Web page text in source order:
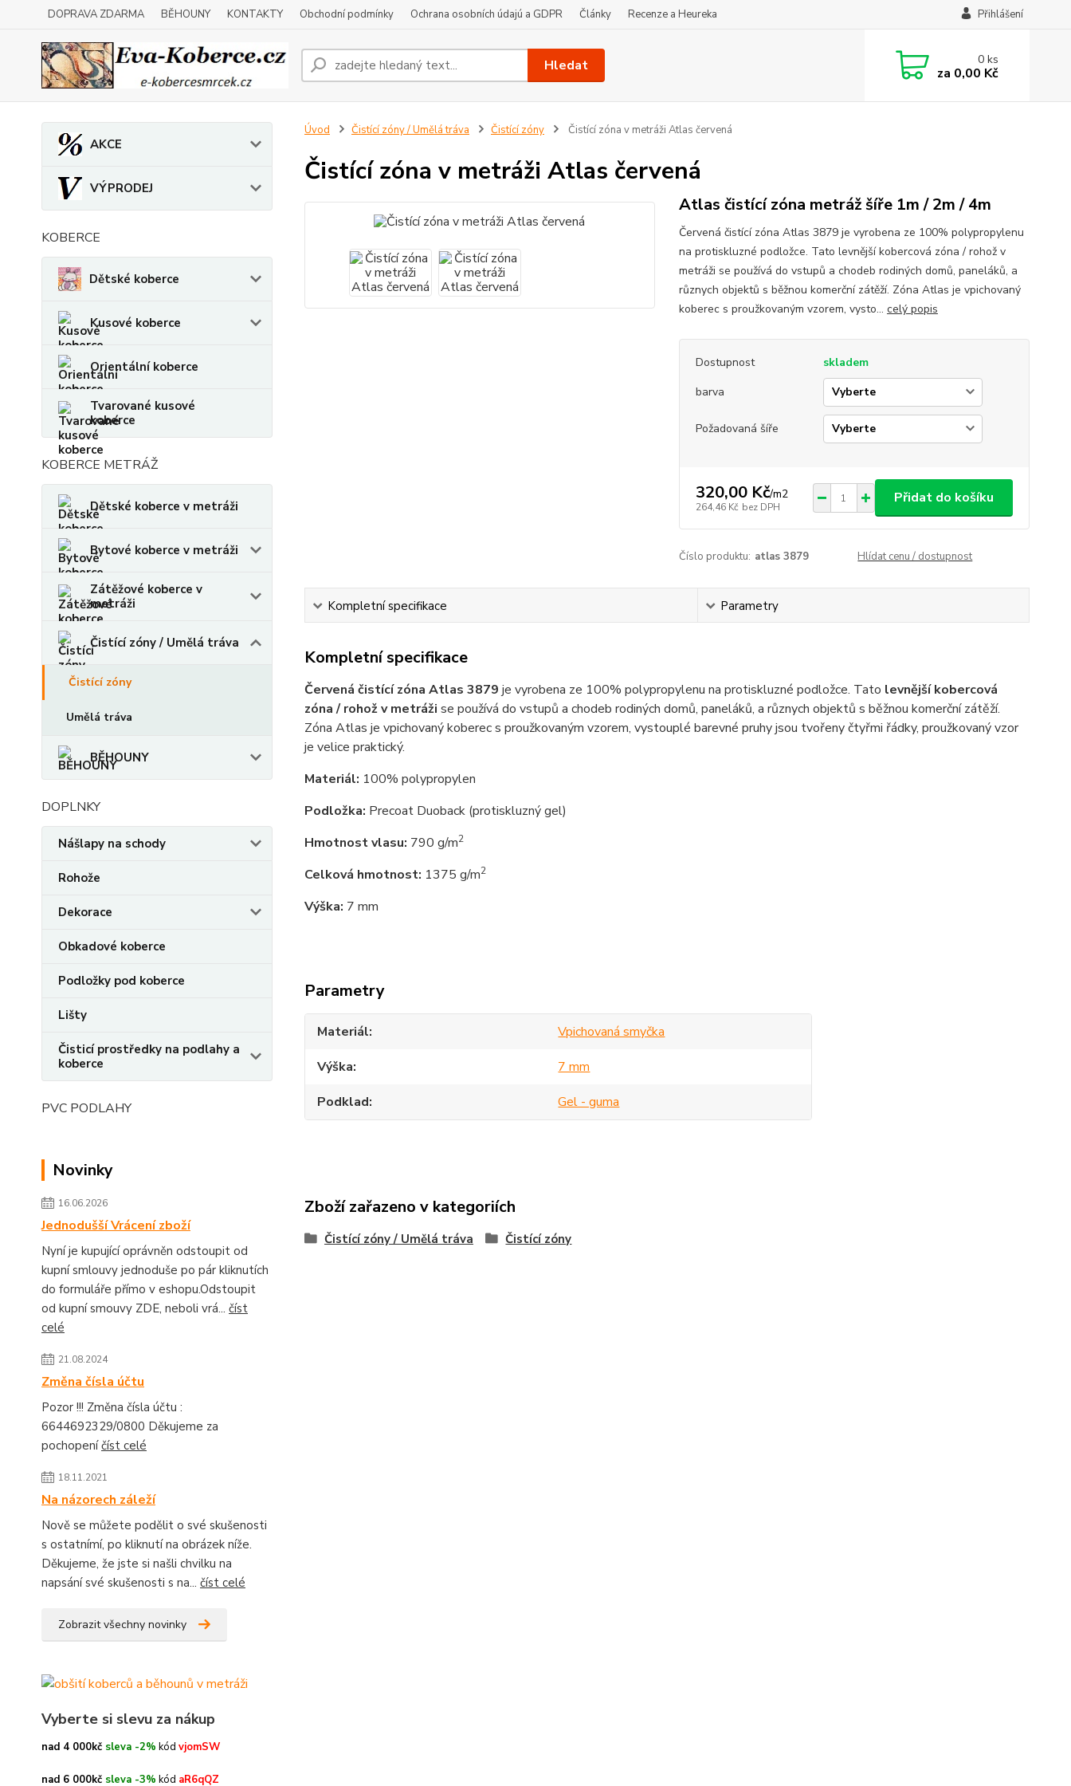
DOPRAVA ZDARMA BĚHOUNY KONTAKTY Obchodní podmínky Ochrana osobních údajú a GDPR Články Recenze a Heureka Přihlášení
Hledat 0ks
za 0,00 Kč
AKCE
VÝPRODEJ
KOBERCE
Dětské koberce
Kusové koberce
Orientální koberce
Tvarované kusové
koberce
KOBERCE METRÁŽ
Dětské koberce v metráži
Bytové koberce v metráži
Zátěžové koberce v
metráži
Čistící zóny / Umělá tráva
Čistící zóny
Umělá tráva
BĚHOUNY
DOPLNKY
Nášlapy na schody
Rohože
Dekorace
Obkadové koberce
Podložky pod koberce
Lišty
Čisticí prostředky na podlahy a
koberce
PVC PODLAHY
Novinky
16.06.2026
Jednodušší Vrácení zboží
Nyní je kupující oprávněn odstoupit od
kupní smlouvy jednoduše po pár kliknutích
do formuláře přímo v eshopu.Odstoupit
od kupní smouvy ZDE, neboli vrá... číst
celé
21.08.2024
Změna čísla účtu
Pozor !!! Změna čísla účtu :
6644692329/0800 Děkujeme za
pochopeníčíst celé
18.11.2021
Na názorech záleží
Nově se můžete podělit o své skušenosti
s ostatnímí, po kliknutí na obrázek níže.
Děkujeme, že jste si našli chvilku na
napsání své skušenosti s na... číst celé
Zobrazit všechny novinky
Vyberte si slevu za nákup
nad 4 000kč sleva -2% kód vjomSW
nad 6 000kč sleva -3% kód aR6qQZ
Úvod Čistící zóny / Umělá tráva Čistící zóny Čistící zóna v metráži Atlas červená
Čistící zóna v metráži Atlas červená
Atlas čistící zóna metráž šíře 1m / 2m / 4m
Červená čistící zóna Atlas 3879 je vyrobena ze 100% polypropylenu
na protiskluzné podložce. Tato levnější kobercová zóna / rohož v
metráži se používá do vstupů a chodeb rodiných domů, paneláků, a
různych objektů s běžnou komerční zátěží. Zóna Atlas je vpichovaný
koberec s proužkovaným vzorem, vysto... celý popis
Dostupnost
skladem
barva
Požadovaná šíře
320,00 Kč/m2
264,46 Kč bez DPH
Přidat do košíku
Číslo produktu: atlas 3879 Hlídat cenu / dostupnost
Kompletní specifikace Parametry
Kompletní specifikace
Červená čistící zóna Atlas 3879 je vyrobena ze 100% polypropylenu na protiskluzné podložce. Tato levnější kobercová
zóna / rohož v metráži se používá do vstupů a chodeb rodiných domů, paneláků, a různych objektů s běžnou komerční zátěží.
Zóna Atlas je vpichovaný koberec s proužkovaným vzorem, vystouplé barevné pruhy jsou tvořeny čtyřmi řádky, proužkovaný vzor
je velice praktický.
Materiál: 100% polypropylen
Podložka: Precoat Duoback (protiskluzný gel)
Hmotnost vlasu: 790 g/m2
Celková hmotnost: 1375 g/m2
Výška: 7 mm
Parametry
Materiál
Vpichovaná smyčka
Výška
7 mm
Podklad
Gel - guma
Zboží zařazeno v kategoriích
Čistící zóny / Umělá tráva Čistící zóny